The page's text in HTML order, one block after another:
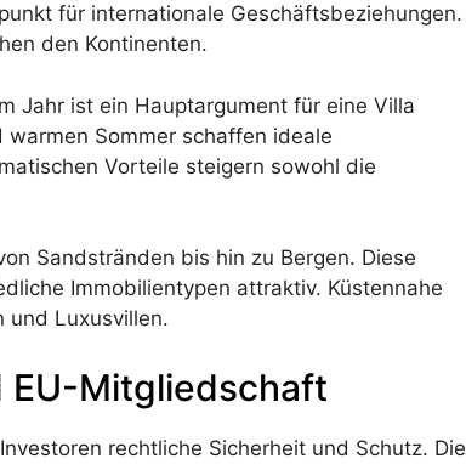
für internationale Geschäftsbeziehungen.
den Kontinenten.
Jahr ist ein Hauptargument für eine Villa
Sommer schaffen ideale
Vorteile steigern sowohl die
Sandstränden bis hin zu Bergen. Diese
Immobilientypen attraktiv. Küstennahe
und Luxusvillen.
Mitgliedschaft
rechtliche Sicherheit und Schutz. Die